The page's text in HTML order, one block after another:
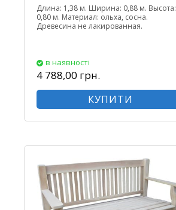
Длина: 1,38 м. Ширина: 0,88 м. Высота:
0,80 м. Материал: ольха, сосна.
Древесина не лакированная.
в наявності
4 788,00 грн.
КУПИТИ